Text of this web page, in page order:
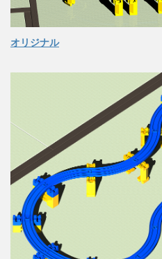
オリジナル